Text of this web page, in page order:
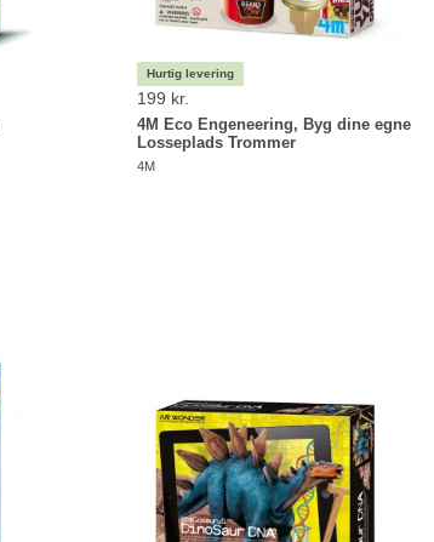
199 kr.
4M Eco Engeneering, Byg dine egne
Losseplads Trommer
4M